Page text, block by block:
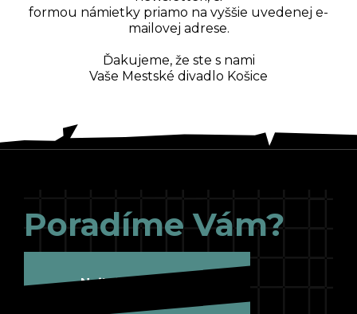
formou námietky priamo na vyššie uvedenej e-
mailovej adrese.
Ďakujeme, že ste s nami
Vaše Mestské divadlo Košice
Poradíme Vám?
Najbližšie hráme